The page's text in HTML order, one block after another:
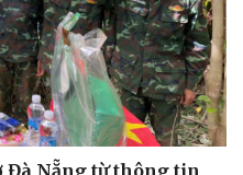
Đà Nẵng từ thông tin